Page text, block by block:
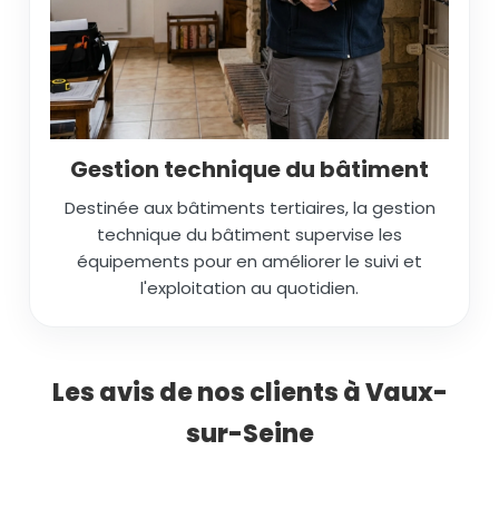
Gestion technique du bâtiment
Destinée aux bâtiments tertiaires, la gestion
technique du bâtiment supervise les
équipements pour en améliorer le suivi et
l'exploitation au quotidien.
Les avis de nos clients à Vaux-
sur-Seine